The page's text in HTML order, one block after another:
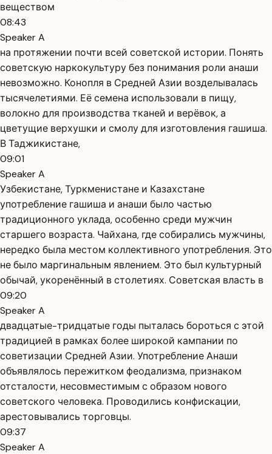
веществом
08:43
Speaker A
на протяжении почти всей советской истории. Понять
советскую наркокультуру без понимания роли анаши
невозможно. Конопля в Средней Азии возделывалась
тысячелетиями. Её семена использовали в пищу,
волокно для производства тканей и верёвок, а
цветущие верхушки и смолу для изготовления гашиша.
В Таджикистане,
09:01
Speaker A
Узбекистане, Туркменистане и Казахстане
употребление гашиша и анаши было частью
традиционного уклада, особенно среди мужчин
старшего возраста. Чайхана, где собирались мужчины,
нередко была местом коллективного употребления. Это
не было маргинальным явлением. Это был культурный
обычай, укоренённый в столетиях. Советская власть в
09:20
Speaker A
двадцатые-тридцатые годы пыталась бороться с этой
традицией в рамках более широкой кампании по
советизации Средней Азии. Употребление Анаши
объявлялось пережитком феодализма, признаком
отсталости, несовместимым с образом нового
советского человека. Проводились конфискации,
арестовывались торговцы.
09:37
Speaker A